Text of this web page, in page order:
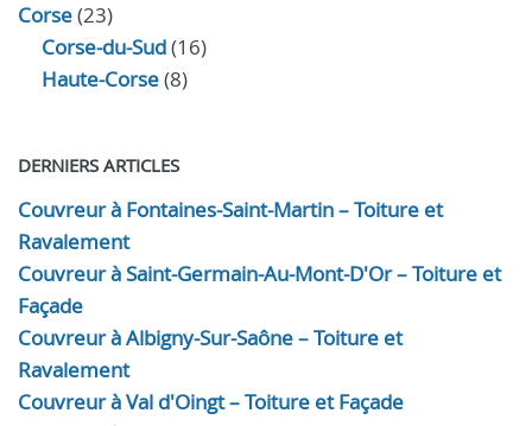
Corse(23)
Corse-du-Sud(16)
Haute-Corse(8)
DERNIERS ARTICLES
Couvreur à Fontaines-Saint-Martin – Toiture et
Ravalement
Couvreur à Saint-Germain-Au-Mont-D'Or – Toiture et
Façade
Couvreur à Albigny-Sur-Saône – Toiture et
Ravalement
Couvreur à Val d'Oingt – Toiture et Façade